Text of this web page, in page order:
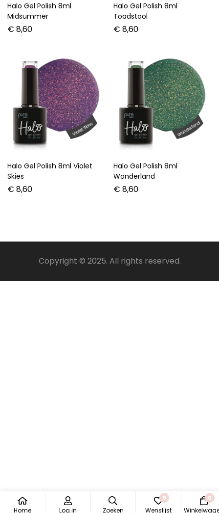
Halo Gel Polish 8ml
Midsummer
€ 8,60
Halo Gel Polish 8ml
Toadstool
€ 8,60
Halo Gel Polish 8ml Violet
Skies
€ 8,60
Halo Gel Polish 8ml
Wonderland
€ 8,60
Copyright © 2025. All rights reserved.
Home Log in Zoeken
5
Wenslijst
0